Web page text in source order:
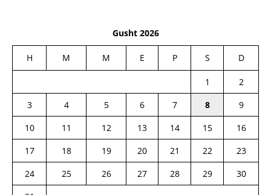
Gusht 2026
H M M E P S D
1
2
3
4 5 6 7 8
9
10
11 12 13 14 15
16
17
18 19 20 21 22
23
24
25 26 27 28 29
30